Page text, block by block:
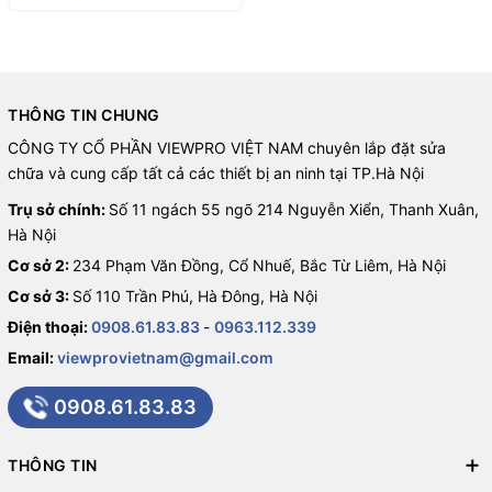
lắp đặt cũng sẽ tìm thấy đây là lựa chọn lý tưởng.
Thông số kỹ thuật của bộ
camera DAHUA 2MP
Sự hấp dẫn của bộ camera DAHUA 2MP không chỉ nằm ở thương
hiệu mà còn ở những thông số kỹ thuật nổi bật, đáp ứng đầy đủ
nhu cầu giám sát của mọi khách hàng.
Độ phân giải và chất lượng hình
ảnh
Camera DAHUA 2MP mang đến chất lượng hình ảnh tuyệt vời với
THÔNG TIN CHUNG
CÔNG TY CỔ PHẦN VIEWPRO VIỆT NAM chuyên lắp đặt sửa
chữa và cung cấp tất cả các thiết bị an ninh tại TP.Hà Nội
Trụ sở chính: Số 11 ngách 55 ngõ 214 Nguyễn Xiển, Thanh Xuân,
Hà Nội
Cơ sở 2: 234 Phạm Văn Đồng, Cổ Nhuế, Bắc Từ Liêm, Hà Nội
Cơ sở 3: Số 110 Trần Phú, Hà Đông, Hà Nội
Điện thoại:0908.61.83.83 - 0963.112.339
Email:viewprovietnam@gmail.com
0908.61.83.83
THÔNG TIN